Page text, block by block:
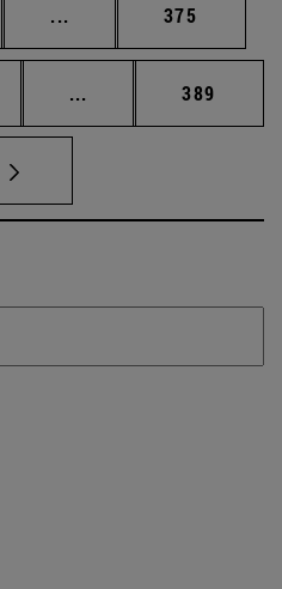
... Páginas intermedias
Página
375
... Páginas intermedias
Página
389